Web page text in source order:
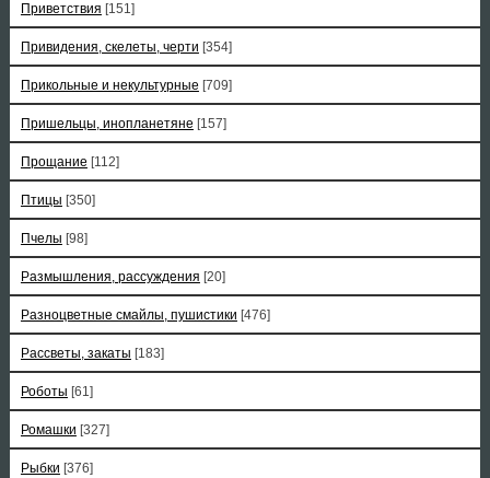
Приветствия [151]
Привидения, скелеты, черти [354]
Прикольные и некультурные [709]
Пришельцы, инопланетяне [157]
Прощание [112]
Птицы [350]
Пчелы [98]
Размышления, рассуждения [20]
Разноцветные смайлы, пушистики [476]
Рассветы, закаты [183]
Роботы [61]
Ромашки [327]
Рыбки [376]